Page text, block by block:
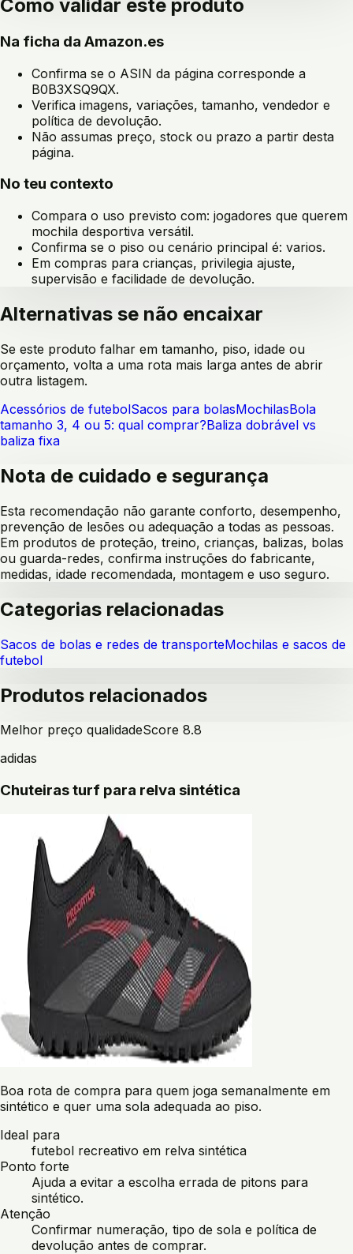
Como validar este produto
Na ficha da Amazon.es
Confirma se o ASIN da página corresponde a
B0B3XSQ9QX.
Verifica imagens, variações, tamanho, vendedor e
política de devolução.
Não assumas preço, stock ou prazo a partir desta
página.
No teu contexto
Compara o uso previsto com: jogadores que querem
mochila desportiva versátil.
Confirma se o piso ou cenário principal é: varios.
Em compras para crianças, privilegia ajuste,
supervisão e facilidade de devolução.
Alternativas se não encaixar
Se este produto falhar em tamanho, piso, idade ou
orçamento, volta a uma rota mais larga antes de abrir
outra listagem.
Acessórios de futebolSacos para bolasMochilasBola
tamanho 3, 4 ou 5: qual comprar?Baliza dobrável vs
baliza fixa
Nota de cuidado e segurança
Esta recomendação não garante conforto, desempenho,
prevenção de lesões ou adequação a todas as pessoas.
Em produtos de proteção, treino, crianças, balizas, bolas
ou guarda-redes, confirma instruções do fabricante,
medidas, idade recomendada, montagem e uso seguro.
Categorias relacionadas
Sacos de bolas e redes de transporteMochilas e sacos de
futebol
Produtos relacionados
Melhor preço qualidadeScore 8.8
adidas
Chuteiras turf para relva sintética
Boa rota de compra para quem joga semanalmente em
sintético e quer uma sola adequada ao piso.
Ideal para
futebol recreativo em relva sintética
Ponto forte
Ajuda a evitar a escolha errada de pitons para
sintético.
Atenção
Confirmar numeração, tipo de sola e política de
devolução antes de comprar.